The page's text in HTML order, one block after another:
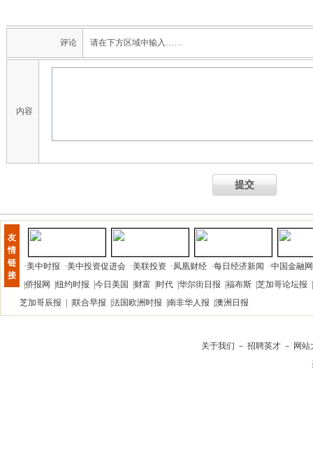
评论 请在下方区域中输入……
内容
提交
友
情
链
接
·美中时报 ·美中投资促进会 ·美联投资 ·凤凰财经 ·每日经济新闻 ·中国金融网
侨报网 纽约时报 今日美国 财富 时代 华尔街日报 福布斯 芝加哥论坛报
芝加哥辰报
联合早报 法国欧洲时报 南非华人报 澳洲日报
关于我们 － 招聘英才 － 网站